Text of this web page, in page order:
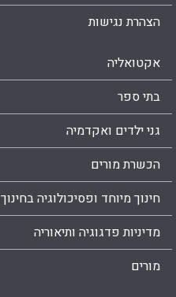
הצהרת נגישות
אקטואליה
בתי ספר
גני ילדים ואקדמיה
הכשרת מורים
חינוך מיוחד ופסיכולוגיה בחינוך
מדיניות פדגוגיה ותיאוריה
מורים